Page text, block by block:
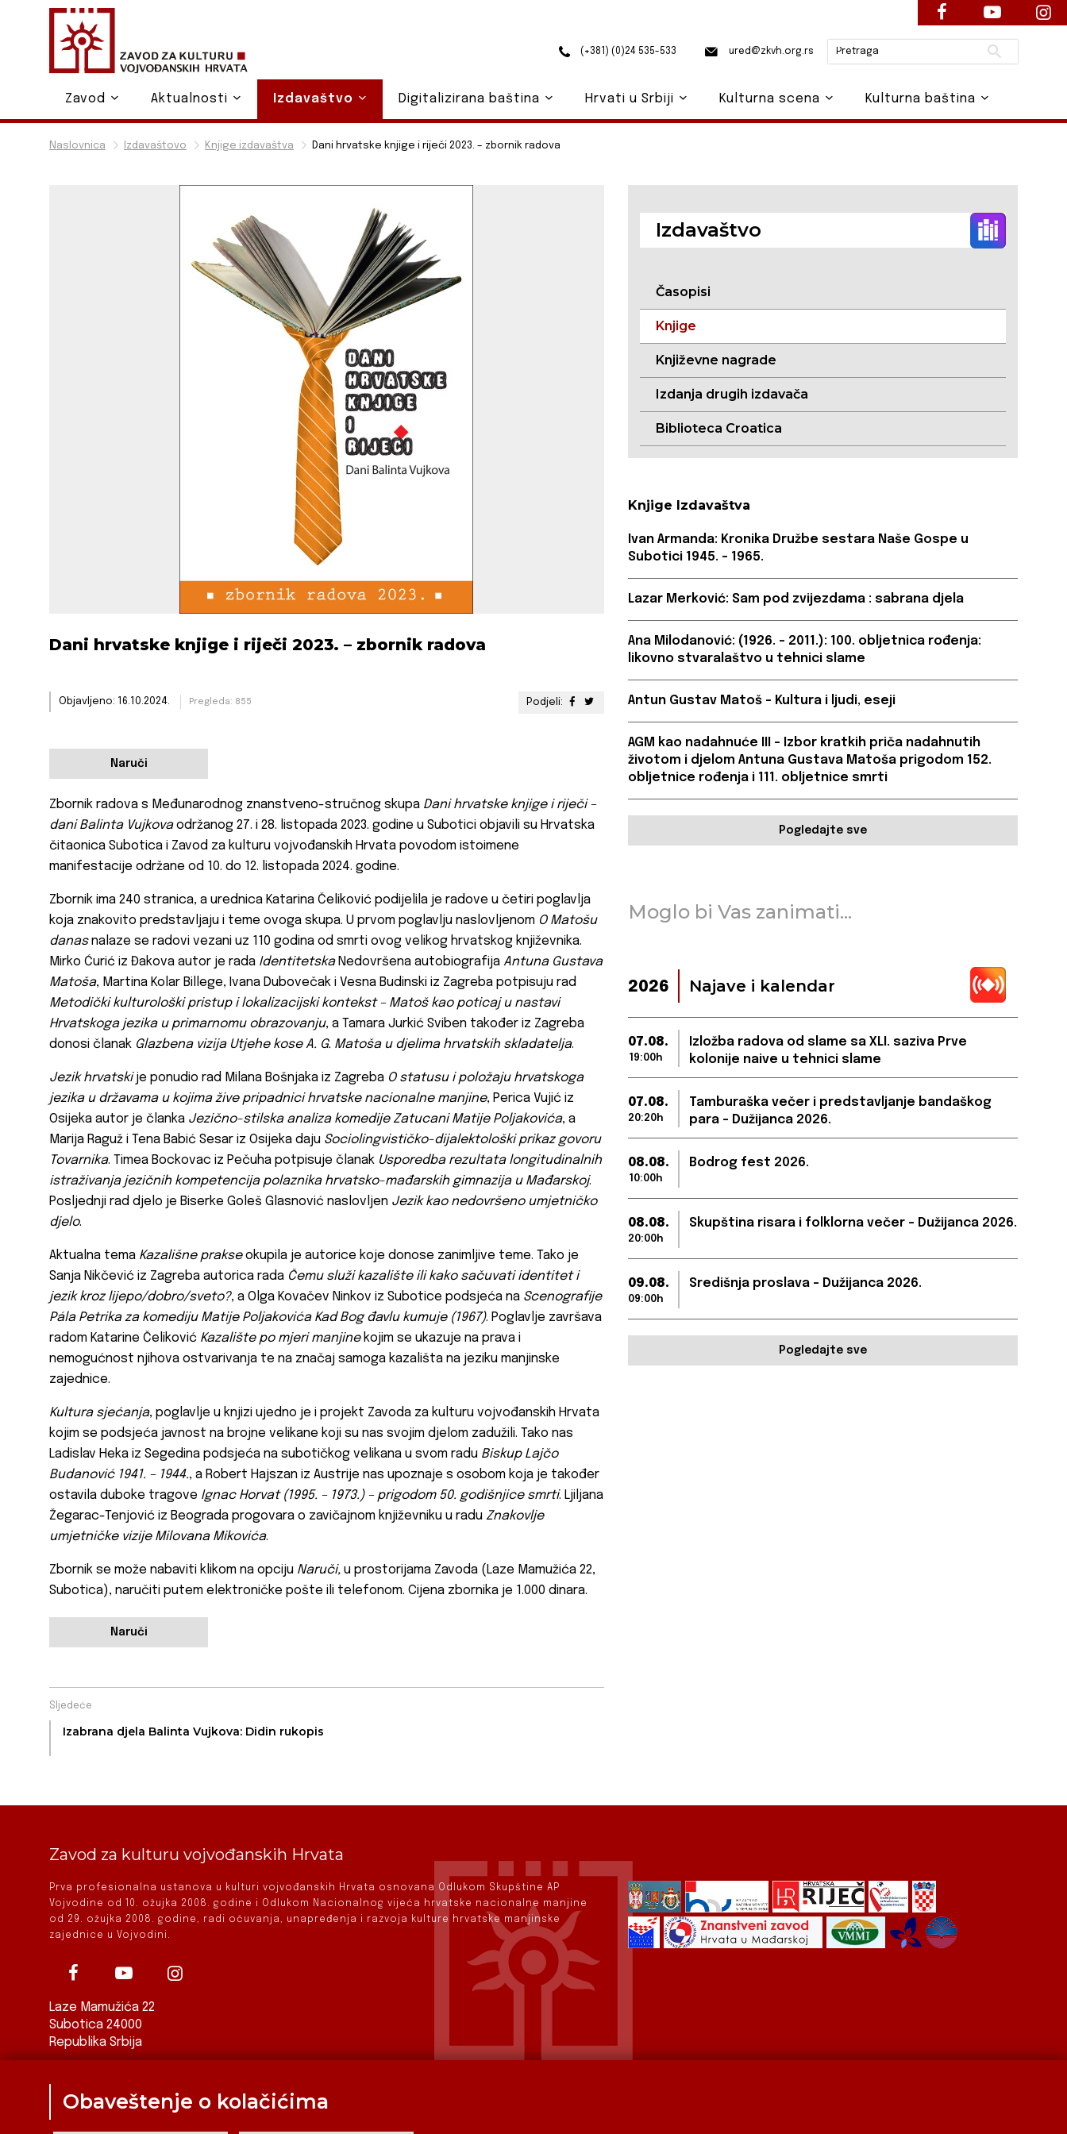
Naslovnica Izdavaštovo Knjige izdavaštva Dani hrvatske knjige i riječi 2023. – zbornik radova
Dani hrvatske knjige i riječi 2023. – zbornik radova
Podjeli:
Objavljeno: 16.10.2024. Pregleda: 855
Naruči
Zbornik radova s Međunarodnog znanstveno-stručnog skupa Dani hrvatske knjige i riječi –
dani Balinta Vujkovaodržanog 27. i 28. listopada 2023. godine u Subotici objavili su Hrvatska
čitaonica Subotica i Zavod za kulturu vojvođanskih Hrvata povodom istoimene
manifestacije održane od 10. do 12. listopada 2024. godine.
Zbornik ima 240 stranica, a urednica Katarina Čeliković podijelila je radove u četiri poglavlja
koja znakovito predstavljaju i teme ovoga skupa. U prvom poglavlju naslovljenom O Matošu
danasnalaze se radovi vezani uz 110 godina od smrti ovog velikog hrvatskog književnika.
Mirko Ćurić iz Đakova autor je rada IdentitetskaNedovršena autobiografija Antuna Gustava
Matoša, Martina Kolar Billege, Ivana Dubovečak i Vesna Budinski iz Zagreba potpisuju rad
Metodički kulturološki pristup i lokalizacijski kontekst – Matoš kao poticaj u nastavi
Hrvatskoga jezika u primarnomu obrazovanju, a Tamara Jurkić Sviben također iz Zagreba
donosi članak Glazbena vizija Utjehe kose A. G. Matoša u djelima hrvatskih skladatelja.
Jezik hrvatskije ponudio rad Milana Bošnjaka iz Zagreba O statusu i položaju hrvatskoga
jezika u državama u kojima žive pripadnici hrvatske nacionalne manjine, Perica Vujić iz
Osijeka autor je članka Jezično-stilska analiza komedije Zatucani Matije Poljakovića, a
Marija Raguž i Tena Babić Sesar iz Osijeka daju Sociolingvističko-dijalektološki prikaz govoru
Tovarnika. Timea Bockovac iz Pečuha potpisuje članak Usporedba rezultata longitudinalnih
istraživanja jezičnih kompetencija polaznika hrvatsko-mađarskih gimnazija u Mađarskoj.
Posljednji rad djelo je Biserke Goleš Glasnović naslovljen Jezik kao nedovršeno umjetničko
djelo.
Aktualna tema Kazališne prakseokupila je autorice koje donose zanimljive teme. Tako je
Sanja Nikčević iz Zagreba autorica rada Čemu služi kazalište ili kako sačuvati identitet i
jezik kroz lijepo/dobro/sveto?, a Olga Kovačev Ninkov iz Subotice podsjeća na Scenografije
Pála Petrika za komediju Matije Poljakovića Kad Bog đavlu kumuje (1967). Poglavlje završava
radom Katarine Čeliković Kazalište po mjeri manjinekojim se ukazuje na prava i
nemogućnost njihova ostvarivanja te na značaj samoga kazališta na jeziku manjinske
zajednice.
Kultura sjećanja, poglavlje u knjizi ujedno je i projekt Zavoda za kulturu vojvođanskih Hrvata
kojim se podsjeća javnost na brojne velikane koji su nas svojim djelom zadužili. Tako nas
Ladislav Heka iz Segedina podsjeća na subotičkog velikana u svom radu Biskup Lajčo
Budanović 1941. – 1944., a Robert Hajszan iz Austrije nas upoznaje s osobom koja je također
ostavila duboke tragove Ignac Horvat (1995. – 1973.) – prigodom 50. godišnjice smrti. Ljiljana
Žegarac-Tenjović iz Beograda progovara o zavičajnom književniku u radu Znakovlje
umjetničke vizije Milovana Mikovića.
Zbornik se može nabaviti klikom na opciju Naruči, u prostorijama Zavoda (Laze Mamužića 22,
Subotica), naručiti putem elektroničke pošte ili telefonom. Cijena zbornika je 1.000 dinara.
Naruči
Sljedeće
Izabrana djela Balinta Vujkova: Didin rukopis
Izdavaštvo
Časopisi
Knjige
Književne nagrade
Izdanja drugih izdavača
Biblioteca Croatica
Knjige Izdavaštva
Ivan Armanda: Kronika Družbe sestara Naše Gospe u
Subotici 1945. – 1965.
Lazar Merković: Sam pod zvijezdama : sabrana djela
Ana Milodanović: (1926. – 2011.): 100. obljetnica rođenja:
likovno stvaralaštvo u tehnici slame
Antun Gustav Matoš – Kultura i ljudi, eseji
AGM kao nadahnuće III – Izbor kratkih priča nadahnutih
životom i djelom Antuna Gustava Matoša prigodom 152.
obljetnice rođenja i 111. obljetnice smrti
Pogledajte sve
Moglo bi Vas zanimati...
2026 Najave i kalendar
07.08.
19:00h
Izložba radova od slame sa XLI. saziva Prve
kolonije naive u tehnici slame
07.08.
20:20h
Tamburaška večer i predstavljanje bandaškog
para – Dužijanca 2026.
08.08.
10:00h
Bodrog fest 2026.
08.08.
20:00h
Skupština risara i folklorna večer – Dužijanca 2026.
09.08.
09:00h
Središnja proslava – Dužijanca 2026.
Pogledajte sve
Zavod za kulturu vojvođanskih Hrvata
Prva profesionalna ustanova u kulturi vojvođanskih Hrvata osnovana Odlukom Skupštine AP
Vojvodine od 10. ožujka 2008. godine i Odlukom Nacionalnog vijeća hrvatske nacionalne manjine
od 29. ožujka 2008. godine, radi očuvanja, unapređenja i razvoja kulture hrvatske manjinske
zajednice u Vojvodini.
Laze Mamužića 22
Subotica 24000
Republika Srbija
Obaveštenje o kolačićima
(+381) (0)24 535-533 ured@zkvh.org.rs Pretraži
Zavod Aktualnosti Izdavaštvo Digitalizirana baština Hrvati u Srbiji Kulturna scena Kulturna baština